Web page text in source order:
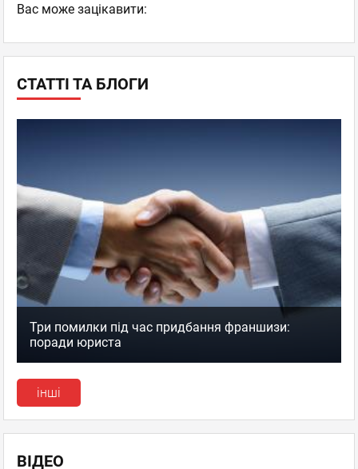
СТАТТІ ТА БЛОГИ
Три помилки під час придбання франшизи:
поради юриста
інші
ВІДЕО
Вас може зацікавити: